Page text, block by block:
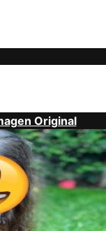
Original